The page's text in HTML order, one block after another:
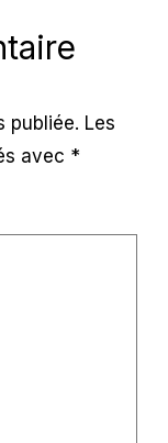
publiée. Les
avec *